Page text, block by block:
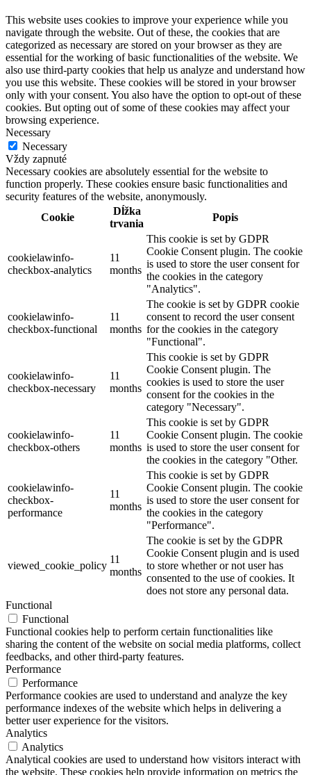
This website uses cookies to improve your experience while you
navigate through the website. Out of these, the cookies that are
categorized as necessary are stored on your browser as they are
essential for the working of basic functionalities of the website. We
also use third-party cookies that help us analyze and understand how
you use this website. These cookies will be stored in your browser
only with your consent. You also have the option to opt-out of these
cookies. But opting out of some of these cookies may affect your
browsing experience.
Necessary
Necessary
Vždy zapnuté
Necessary cookies are absolutely essential for the website to
function properly. These cookies ensure basic functionalities and
security features of the website, anonymously.
Cookie
Dĺžka
trvania
Popis
cookielawinfo-
checkbox-analytics
11
months
This cookie is set by GDPR
Cookie Consent plugin. The cookie
is used to store the user consent for
the cookies in the category
"Analytics".
cookielawinfo-
checkbox-functional
11
months
The cookie is set by GDPR cookie
consent to record the user consent
for the cookies in the category
"Functional".
cookielawinfo-
checkbox-necessary
11
months
This cookie is set by GDPR
Cookie Consent plugin. The
cookies is used to store the user
consent for the cookies in the
category "Necessary".
cookielawinfo-
checkbox-others
11
months
This cookie is set by GDPR
Cookie Consent plugin. The cookie
is used to store the user consent for
the cookies in the category "Other.
cookielawinfo-
checkbox-
performance
11
months
This cookie is set by GDPR
Cookie Consent plugin. The cookie
is used to store the user consent for
the cookies in the category
"Performance".
viewed_cookie_policy
11
months
The cookie is set by the GDPR
Cookie Consent plugin and is used
to store whether or not user has
consented to the use of cookies. It
does not store any personal data.
Functional
Functional
Functional cookies help to perform certain functionalities like
sharing the content of the website on social media platforms, collect
feedbacks, and other third-party features.
Performance
Performance
Performance cookies are used to understand and analyze the key
performance indexes of the website which helps in delivering a
better user experience for the visitors.
Analytics
Analytics
Analytical cookies are used to understand how visitors interact with
the website. These cookies help provide information on metrics the